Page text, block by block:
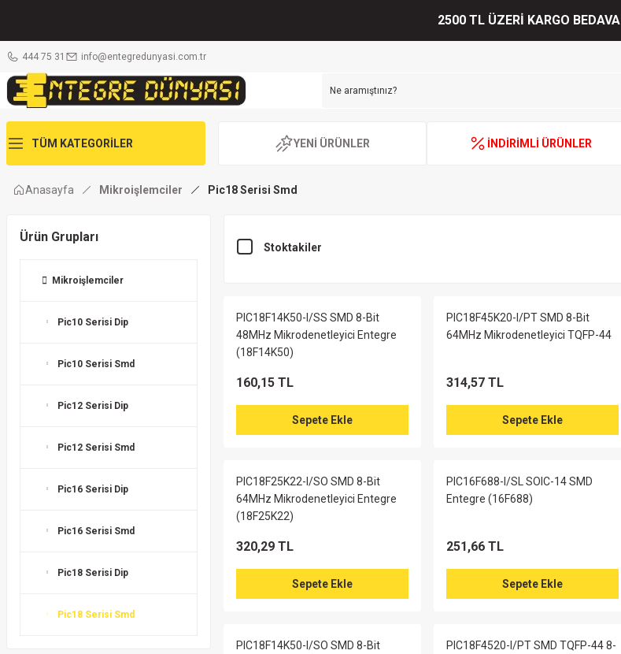
2500 TL ÜZERİ KARGO BEDAVA
444 75 31 info@entegredunyasi.com.tr
TÜM KATEGORİLER YENİ ÜRÜNLER İNDİRİMLİ ÜRÜNLER
Anasayfa Mikroişlemciler Pic18 Serisi Smd
Ürün Grupları
Mikroişlemciler
Pic10 Serisi Dip
Pic10 Serisi Smd
Pic12 Serisi Dip
Pic12 Serisi Smd
Pic16 Serisi Dip
Pic16 Serisi Smd
Pic18 Serisi Dip
Pic18 Serisi Smd
Stoktakiler
PIC18F14K50-I/SS SMD 8-Bit
48MHz Mikrodenetleyici Entegre
(18F14K50)
160,15 TL
Sepete Ekle
PIC18F45K20-I/PT SMD 8-Bit
64MHz Mikrodenetleyici TQFP-44
314,57 TL
Sepete Ekle
PIC18F25K22-I/SO SMD 8-Bit
64MHz Mikrodenetleyici Entegre
(18F25K22)
320,29 TL
Sepete Ekle
PIC16F688-I/SL SOIC-14 SMD
Entegre (16F688)
251,66 TL
Sepete Ekle
PIC18F14K50-I/SO SMD 8-Bit
PIC18F4520-I/PT SMD TQFP-44 8-